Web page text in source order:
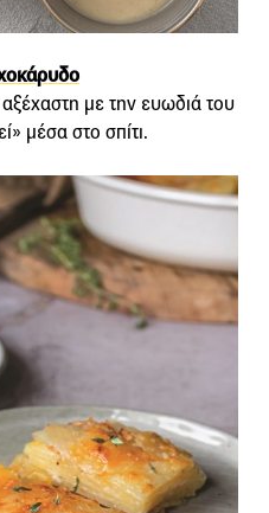
με την ευωδιά του
μέσα στο σπίτι.